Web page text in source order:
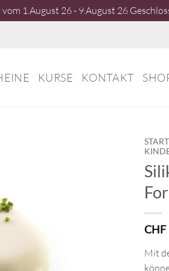
1.August 26 - 9.August 26
KURSE KONTAKT
START
CHF
Mit